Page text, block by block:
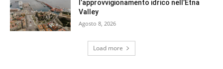
l’approvvigionamento idrico nell’Etna
Valley
Agosto 8, 2026
Load more